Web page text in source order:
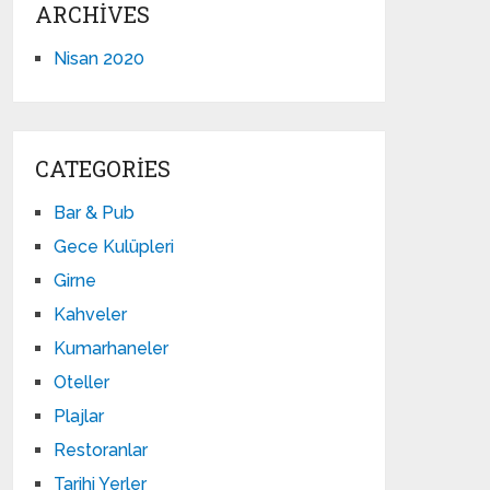
ARCHIVES
Nisan 2020
CATEGORIES
Bar & Pub
Gece Kulüpleri
Girne
Kahveler
Kumarhaneler
Oteller
Plajlar
Restoranlar
Tarihi Yerler